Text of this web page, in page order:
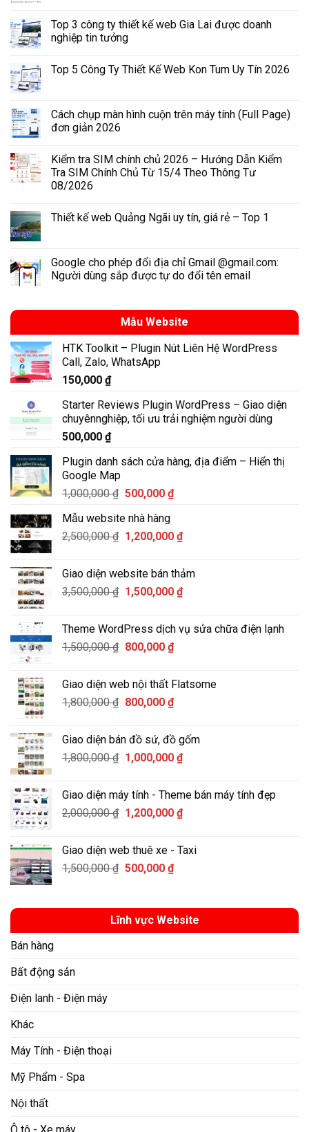
Top 3 công ty thiết kế web Gia Lai được doanh
nghiệp tin tưởng
Top 5 Công Ty Thiết Kế Web Kon Tum Uy Tín 2026
Cách chụp màn hình cuộn trên máy tính (Full Page)
đơn giản 2026
Kiểm tra SIM chính chủ 2026 – Hướng Dẫn Kiểm
Tra SIM Chính Chủ Từ 15/4 Theo Thông Tư
08/2026
Thiết kế web Quảng Ngãi uy tín, giá rẻ – Top 1
Google cho phép đổi địa chỉ Gmail @gmail.com:
Người dùng sắp được tự do đổi tên email
Mẫu Website
HTK Toolkit – Plugin Nút Liên Hệ WordPress
Call, Zalo, WhatsApp
150,000 ₫
Starter Reviews Plugin WordPress – Giao diện
chuyênnghiệp, tối ưu trải nghiệm người dùng
500,000 ₫
Plugin danh sách cửa hàng, địa điểm – Hiển thị
Google Map
1,000,000₫ Giá
là:
1,000,000 ₫.
500,000 ₫Giá
là:
Mẫu website nhà hàng
2,500,000₫ Giá
2,500,000 ₫.
1,200,000 ₫Giá
là:
1,200,000 ₫.
Giao diện website bán thảm
3,500,000₫ Giá
3,500,000 ₫.
1,500,000 ₫Giá
là:
Theme WordPress dịch vụ sửa chữa điện lạnh
1,500,000₫ Giá
1,500,000 ₫.
800,000 ₫Giá
là:
800,000 ₫.
Giao diện web nội thất Flatsome
1,800,000₫ Giá
1,800,000 ₫.
800,000 ₫Giá
là:
800,000 ₫.
Giao diện bán đồ sứ, đồ gốm
1,800,000₫ Giá
1,800,000 ₫.
1,000,000 ₫Giá
là:
1,000,000 ₫.
Giao diện máy tính - Theme bán máy tính đẹp
2,000,000₫ Giá
2,000,000 ₫.
1,200,000 ₫Giá
là:
Giao diện web thuê xe - Taxi
1,500,000₫ Giá
1,500,000 ₫.
500,000 ₫Giá
là:
500,000 ₫.
Lĩnh vực Website
Bán hàng
Bất động sản
Điện lanh - Điện máy
Khác
Máy Tính - Điện thoại
Mỹ Phẩm - Spa
Nội thất